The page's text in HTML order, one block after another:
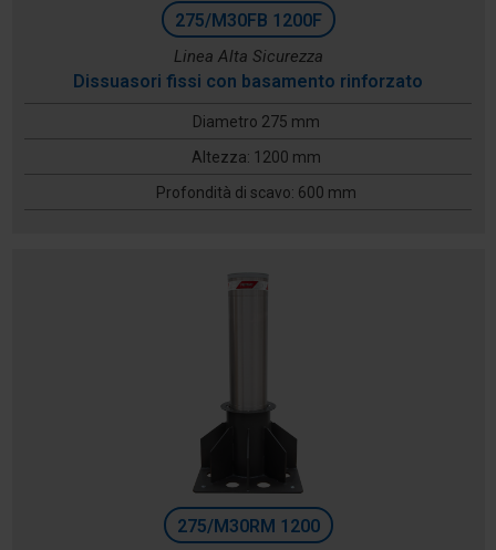
275/M30FB 1200F
Linea Alta Sicurezza
Dissuasori fissi con basamento rinforzato
Diametro 275 mm
Altezza: 1200 mm
Profondità di scavo: 600 mm
275/M30RM 1200